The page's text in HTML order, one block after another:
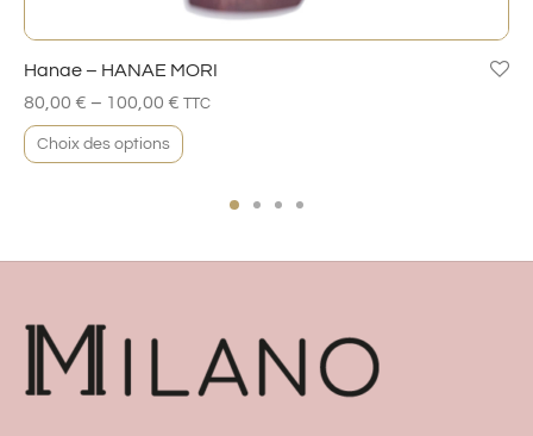
Hanae – HANAE MORI
80,00 € – 100,00 € TTC
Choix des options